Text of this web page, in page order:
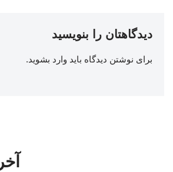
دیدگاهتان را بنویسید
برای نوشتن دیدگاه باید وارد بشوید.